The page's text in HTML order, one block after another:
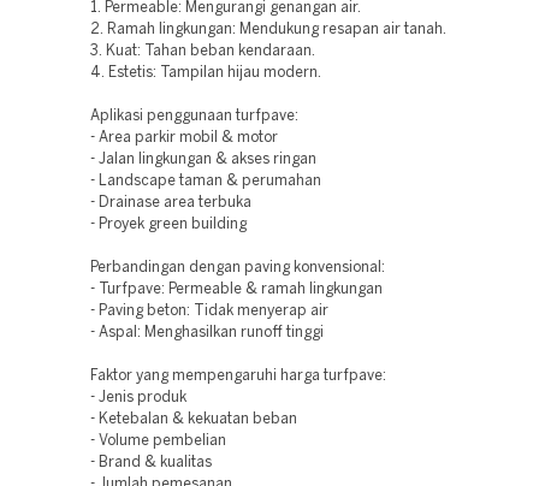
1. Permeable: Mengurangi genangan air.
2. Ramah lingkungan: Mendukung resapan air tanah.
3. Kuat: Tahan beban kendaraan.
4. Estetis: Tampilan hijau modern.
Aplikasi penggunaan turfpave:
- Area parkir mobil & motor
- Jalan lingkungan & akses ringan
- Landscape taman & perumahan
- Drainase area terbuka
- Proyek green building
Perbandingan dengan paving konvensional:
- Turfpave: Permeable & ramah lingkungan
- Paving beton: Tidak menyerap air
- Aspal: Menghasilkan runoff tinggi
Faktor yang mempengaruhi harga turfpave:
- Jenis produk
- Ketebalan & kekuatan beban
- Volume pembelian
- Brand & kualitas